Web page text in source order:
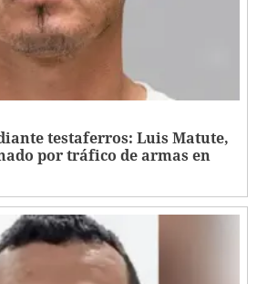
testaferros: Luis Matute,
por tráfico de armas en